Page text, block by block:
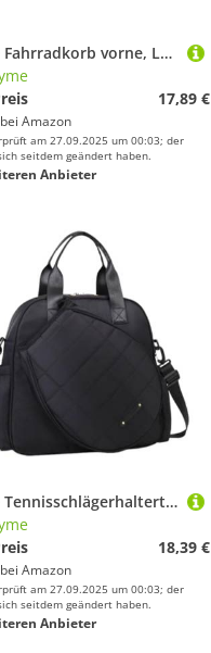
Ronyme Fahrradkorb vorne, Lebensmittel-Fahrradkorb, universell mit Deckel, praktisches Fahrradzubehör, Mehrzweck für Shopping, Camping, Schwarz
17,89 €
Amazon
am 27.09.2025 um 00:03; der
seitdem geändert haben.
Anbieter
Ronyme Tennisschlägerhaltertasche Schlägerhalter Outdoor-Sport mit verstellbarem Schultergurt Tote Crossbody Badminton-Umhängetasche, Schwarz
18,39 €
Amazon
am 27.09.2025 um 00:03; der
seitdem geändert haben.
Anbieter